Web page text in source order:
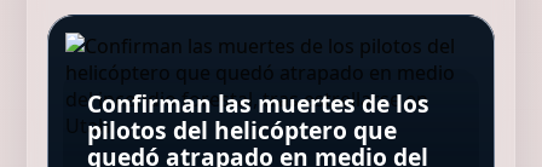
María José Salgado,
farmacéutica: “Para lucir un
buen cabello debes saber si
Atropelló, hirió a tres personas
Quim Masferrer, actor, 55 años:
“Desde que quitaron los peajes,
la AP-7 se ha convertido en una
especie de túnel del tiempo en
el que sabes cuándo entras,
Confirman las muertes de los
pilotos del helicóptero que
quedó atrapado en medio del
Una colilla provocó el incendio
que dejó 168 muertos en Hong